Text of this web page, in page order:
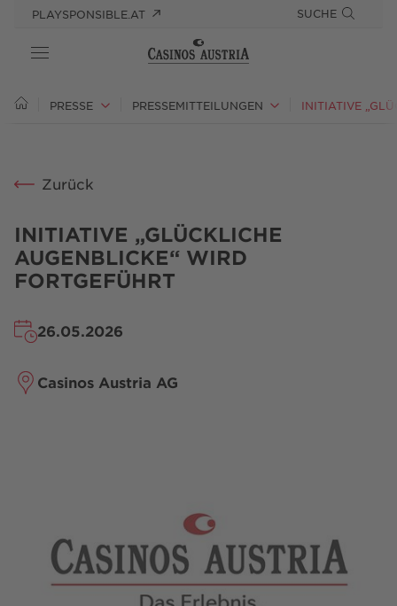
PLAYSPONSIBLE.AT SUCHE
ÜBER UNS
PRESSE
KARRIERE
PRESSE PRESSEMITTEILUNGEN
Zurück
INITIATIVE „GLÜCKLICHE
AUGENBLICKE“ WIRD
FORTGEFÜHRT
26.05.2026
Casinos Austria AG